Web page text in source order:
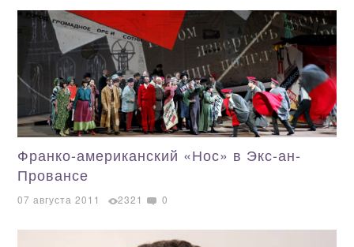
Франко-американский «Нос» в Экс-ан-
Провансе
07 августа 2011 2321 0